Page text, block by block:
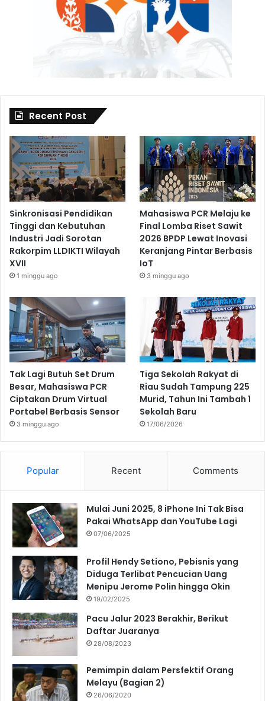
Recent Post
Sinkronisasi Pendidikan
Tinggi dan Kebutuhan
Industri Jadi Sorotan
Rakorpim LLDIKTI Wilayah
XVII
1 minggu ago
Mahasiswa PCR Melaju ke
Final Lomba Riset Sawit
2026 BPDP Lewat Inovasi
Keranjang Pintar Berbasis
IoT
3 minggu ago
Tak Lagi Butuh Set Drum
Besar, Mahasiswa PCR
Ciptakan Drum Virtual
Portabel Berbasis Sensor
3 minggu ago
Tiga Sekolah Rakyat di
Riau Sudah Tampung 225
Murid, Tahun Ini Tambah 1
Sekolah Baru
17/06/2026
Popular Recent Comments
Mulai Juni 2025, 8 iPhone Ini Tak Bisa
Pakai WhatsApp dan YouTube Lagi
07/06/2025
Profil Hendy Setiono, Pebisnis yang
Diduga Terlibat Pencucian Uang
Menipu Jerome Polin hingga Okin
19/02/2025
Pacu Jalur 2023 Berakhir, Berikut
Daftar Juaranya
28/08/2023
Pemimpin dalam Persfektif Orang
Melayu (Bagian 2)
26/06/2020